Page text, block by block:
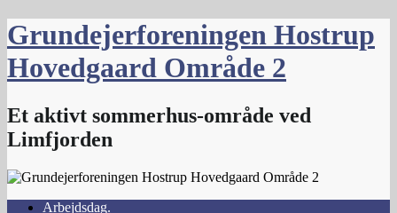
Skip
to
content
Grundejerforeningen Hostrup
Hovedgaard Område 2
Et aktivt sommerhus-område ved
Limfjorden
Arbejdsdag.